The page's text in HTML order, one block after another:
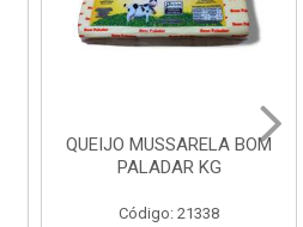
QUEIJO MUSSARELA BOM
PALADAR KG
Código: 21338